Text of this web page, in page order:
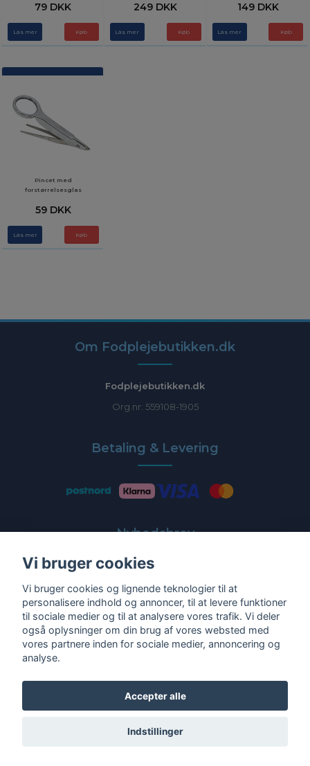
79 DKK
Läs mer
249 DKK
Läs mer
149 DKK
Läs mer
Pincet med
forstørrelsesglas
59 DKK
Läs mer
Om Fodplejebutikken.dk
Fodplejebutikken.dk
Org.nr: 559108-1905
Betaling & Levering
Nyhedsbrev
Få de nyeste tilbud og nyheder direkte i din indbakke
E-post
Vi bruger cookies
Vi bruger cookies og lignende teknologier til at
personalisere indhold og annoncer, til at levere funktioner
til sociale medier og til at analysere vores trafik. Vi deler
også oplysninger om din brug af vores websted med
vores partnere inden for sociale medier, annoncering og
analyse.
Accepter alle
Indstillinger